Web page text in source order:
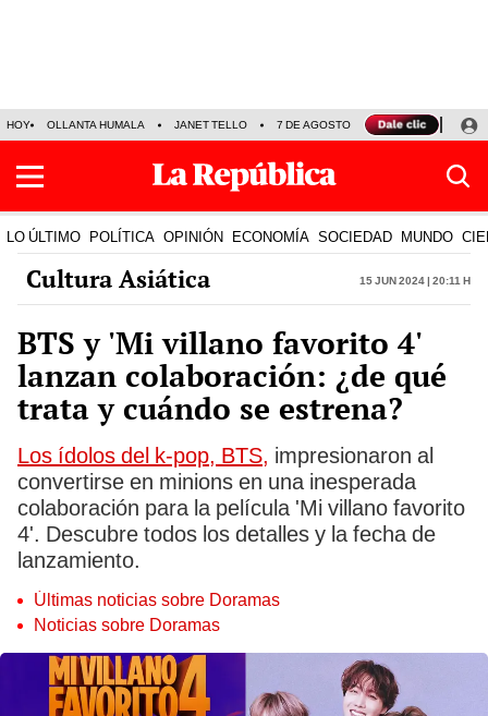
HOY OLLANTA HUMALA JANET TELLO 7 DE AGOSTO TINKA RESULTADOS
LO ÚLTIMO POLÍTICA OPINIÓN ECONOMÍA SOCIEDAD MUNDO
Cultura Asiática 15 Jun 2024 | 20:11 h
BTS y 'Mi villano favorito 4'
lanzan colaboración: ¿de qué
trata y cuándo se estrena?
Los ídolos del k-pop, BTS, impresionaron al
convertirse en minions en una inesperada
colaboración para la película 'Mi villano favorito
4'. Descubre todos los detalles y la fecha de
lanzamiento.
Últimas noticias sobre Doramas
Noticias sobre Doramas